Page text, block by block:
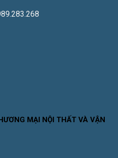
MẠI NỘI THẤT VÀ VẬN